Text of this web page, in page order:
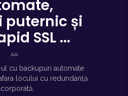
puternic și
SSL ...
&&
cu backupuri automate
locului cu redundanță